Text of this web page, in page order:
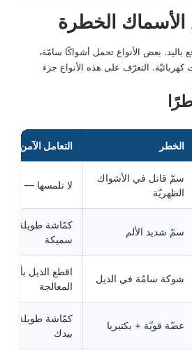
بعض الأنواع تحمل أشواكًا سامّة،
كهربائيّة. التعرّف على هذه الأنواع جزء
الخطر التعامل الآمن
سمّ قاتل في الأشواك
الظهريّة
لا تلمسها —
سمّ شديد الألم
كمّاشة طويلة +
سميكة
شوكة سامّة في الذيل
اقطع الذيل بأمان
المعالجة
عضّة قويّة + بكتيريا
كمّاشة طويلة، لا
بيدك